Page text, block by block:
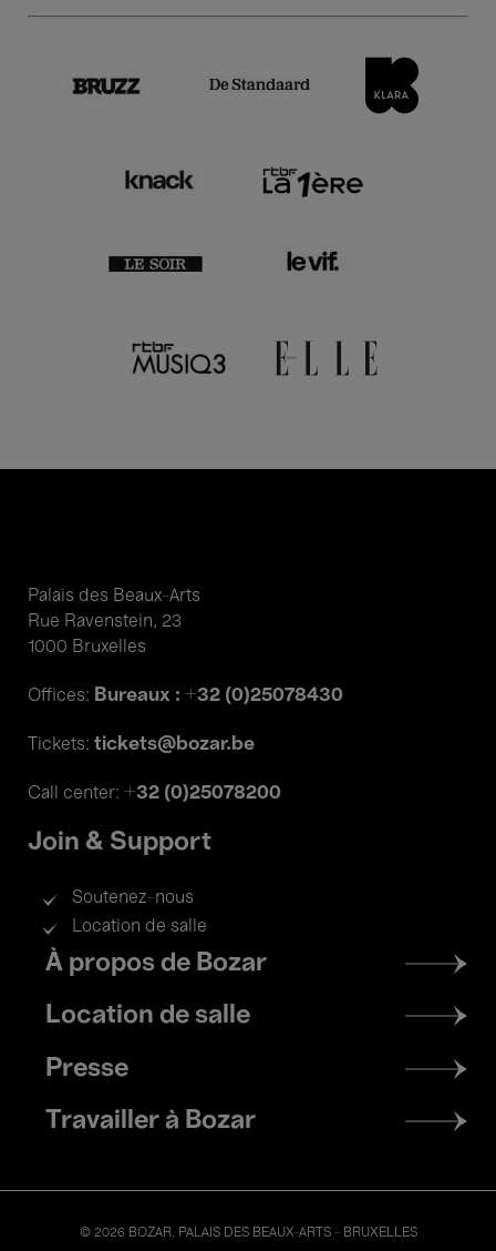
Palais des Beaux-Arts
Rue Ravenstein, 23
1000 Bruxelles
Offices: Bureaux : +32 (0)25078430
Tickets: tickets@bozar.be
Call center: +32 (0)25078200
Join & Support
Soutenez-nous
Location de salle
Footer
menu
À propos de Bozar
Location de salle
Presse
Travailler à Bozar
© 2026 BOZAR. PALAIS DES BEAUX-ARTS - BRUXELLES